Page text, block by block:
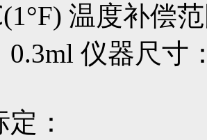
温度补偿
0.3ml 仪器尺寸
：